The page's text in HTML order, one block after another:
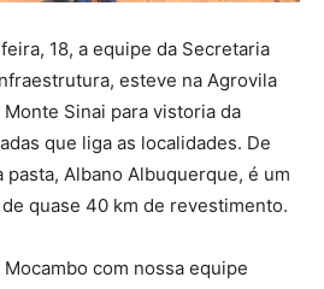
18, a equipe da Secretaria
esteve na Agrovila
Sinai para vistoria da
que liga as localidades. De
Albano Albuquerque, é um
quase 40 km de revestimento.
com nossa equipe